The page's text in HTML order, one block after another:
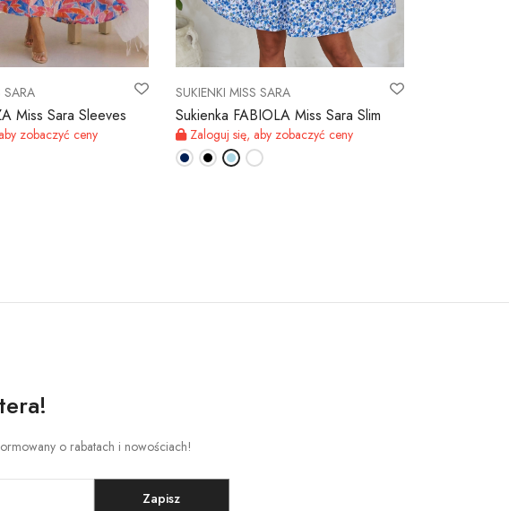
SARA
Miss Sara Sleeves
zobaczyć ceny
SUKIENKI MISS SARA
Sukienka FABIOLA Miss Sara Slim
Zaloguj się, aby zobaczyć ceny
o rabatach i nowościach!
Zapisz